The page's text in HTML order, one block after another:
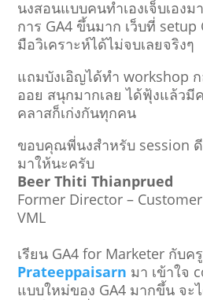
นงสอนแบบคนทำเองเจ็บเอง
การ GA4 ขึ้นมาก เว็บที่ setup
มือวิเคราะห์ได้ไม่จบเลยจริงๆ
แถมบังเอิญได้ทำ workshop
ออย สนุกมากเลย ได้ฟุ้งแล้วมี
คลาสก็เก่งกันทุกคน
ขอบคุณพี่นงสำหรับ session
มาให้นะครับ
Beer Thiti Thianprued
Former Director – Customer
VML
เรียน GA4 for Marketer กับครู
Prateeppaisarn มา เข้าใจ
แบบใหม่ของ GA4 มากขึ้น จะ